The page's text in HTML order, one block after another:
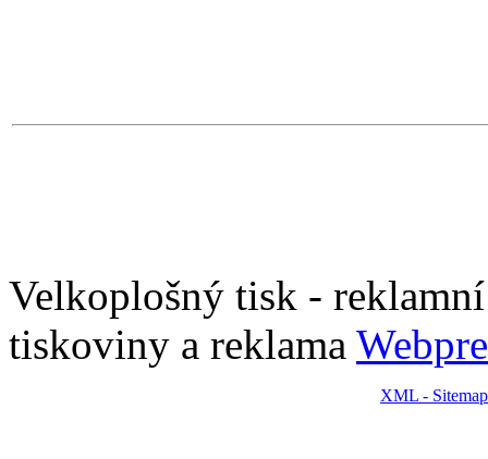
Velkoplošný tisk -
tiskoviny a reklama
XML - Sitemap